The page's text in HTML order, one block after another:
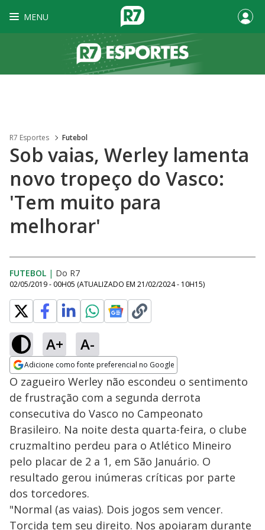
MENU
R7 Esportes Futebol
Sob vaias, Werley lamenta
novo tropeço do Vasco:
'Tem muito para
melhorar'
FUTEBOL | Do R7
02/05/2019 - 00H05 (ATUALIZADO EM 21/02/2024 - 10H15)
A+ A-
Adicione como fonte preferencial no Google
Opens in new window
O zagueiro Werley não escondeu o sentimento
de frustração com a segunda derrota
consecutiva do Vasco no Campeonato
Brasileiro. Na noite desta quarta-feira, o clube
cruzmaltino perdeu para o Atlético Mineiro
pelo placar de 2 a 1, em São Januário. O
resultado gerou inúmeras críticas por parte
dos torcedores.
"Normal (as vaias). Dois jogos sem vencer.
Torcida tem seu direito. Nos apoiaram durante